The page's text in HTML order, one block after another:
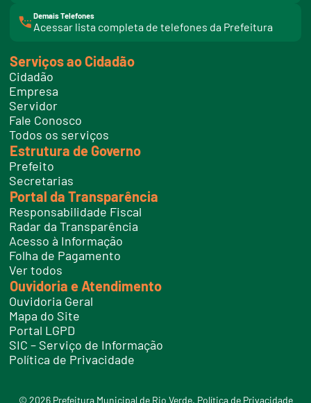
Demais Telefones
Acessar lista completa de telefones da Prefeitura
i
t
e
l
f
o
e
s
Serviços ao Cidadão
Cidadão
Empresa
Servidor
Fale Conosco
Todos os serviços
Estrutura de Governo
Prefeito
Secretarias
Portal da Transparência
Responsabilidade Fiscal
Radar da Transparência
Acesso à Informação
Folha de Pagamento
Ver todos
Ouvidoria e Atendimento
Ouvidoria Geral
Mapa do Site
Portal LGPD
SIC – Serviço de Informação
Política de Privacidade
© 2026 Prefeitura Municipal de Rio Verde. Política de Privacidade